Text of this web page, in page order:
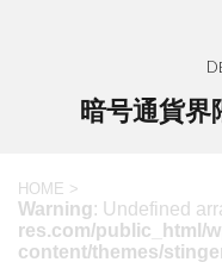
暗号通貨界
HOME >
Warning: Undefined
res.com/public_html/
content/themes/